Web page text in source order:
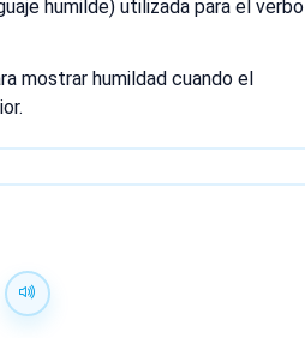
humilde) utilizada para el verbo
mostrar humildad cuando el